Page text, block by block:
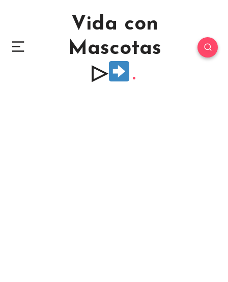
Vida con
Mascotas
▷